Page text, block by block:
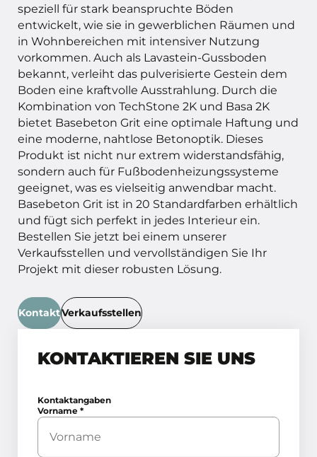
speziell für stark beanspruchte Böden
entwickelt, wie sie in gewerblichen Räumen und
in Wohnbereichen mit intensiver Nutzung
vorkommen. Auch als Lavastein-Gussboden
bekannt, verleiht das pulverisierte Gestein dem
Boden eine kraftvolle Ausstrahlung. Durch die
Kombination von TechStone 2K und Basa 2K
bietet Basebeton Grit eine optimale Haftung und
eine moderne, nahtlose Betonoptik. Dieses
Produkt ist nicht nur extrem widerstandsfähig,
sondern auch für Fußbodenheizungssysteme
geeignet, was es vielseitig anwendbar macht.
Basebeton Grit ist in 20 Standardfarben erhältlich
und fügt sich perfekt in jedes Interieur ein.
Bestellen Sie jetzt bei einem unserer
Verkaufsstellen und vervollständigen Sie Ihr
Projekt mit dieser robusten Lösung.
KontaktVerkaufsstellen
KONTAKTIEREN SIE UNS
Kontaktangaben
Vorname*